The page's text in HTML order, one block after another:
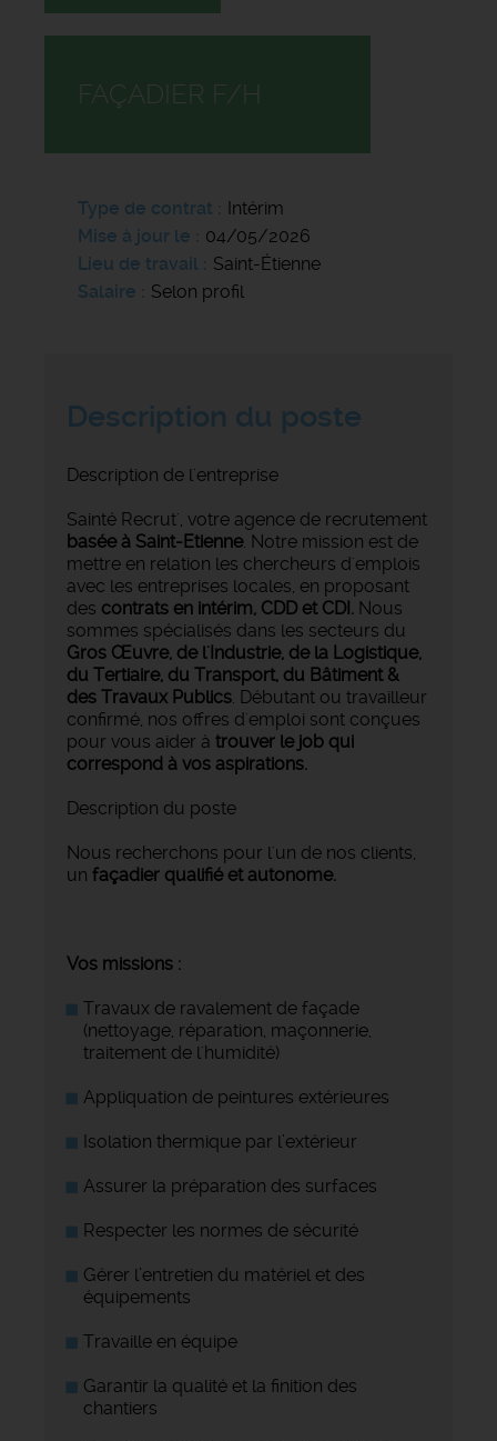
FAÇADIER F/H
Type de contrat
Intérim
Mise à jour le
04/05/2026
Lieu de travail
Saint-Étienne
Salaire
Selon profil
Description du poste
Description de l'entreprise
Sainté Recrut', votre agence de recrutement
basée à Saint-Etienne. Notre mission est de
mettre en relation les chercheurs d'emplois
avec les entreprises locales, en proposant
des contrats en intérim, CDD et CDI. Nous
sommes spécialisés dans les secteurs du
Gros Œuvre, de l'Industrie, de la Logistique,
du Tertiaire, du Transport, du Bâtiment &
des Travaux Publics. Débutant ou travailleur
confirmé, nos offres d'emploi sont conçues
pour vous aider à trouver le job qui
correspond à vos aspirations.
Description du poste
Nous recherchons pour l'un de nos clients,
un façadier qualifié et autonome.
Vos missions :
Travaux de ravalement de façade
(nettoyage, réparation, maçonnerie,
traitement de l'humidité)
Appliquation de peintures extérieures
Isolation thermique par l’extérieur
Assurer la préparation des surfaces
Respecter les normes de sécurité
Gérer l’entretien du matériel et des
équipements
Travaille en équipe
Garantir la qualité et la finition des
chantiers